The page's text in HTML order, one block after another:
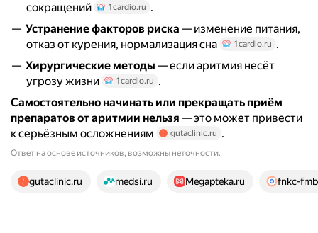
сокращений
1cardio.ru .
Устранение факторов риска — изменение питания,
отказ от курения, нормализация сна
1cardio.ru .
Хирургические методы — если аритмия несёт
угрозу жизни
1cardio.ru .
Самостоятельно начинать или прекращать приём
препаратов от аритмии нельзя — это может привести
к серьёзным осложнениям
gutaclinic.ru .
Ответ на основе источников, возможны неточности.
20 источников
gutaclinic.ru medsi.ru Megapteka.ru fnkc-